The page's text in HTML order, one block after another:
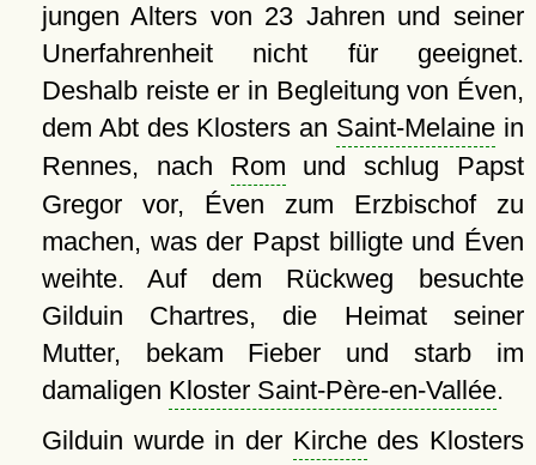
jungen Alters von 23 Jahren und seiner
Unerfahrenheit nicht für geeignet.
Deshalb reiste er in Begleitung von Éven,
dem Abt des Klosters an Saint-Melaine in
Rennes, nach Rom und schlug Papst
Gregor vor, Éven zum Erzbischof zu
machen, was der Papst billigte und Éven
weihte. Auf dem Rückweg besuchte
Gilduin Chartres, die Heimat seiner
Mutter, bekam Fieber und starb im
damaligen Kloster Saint-Père-en-Vallée.
Gilduin wurde in der Kirchedes Klosters